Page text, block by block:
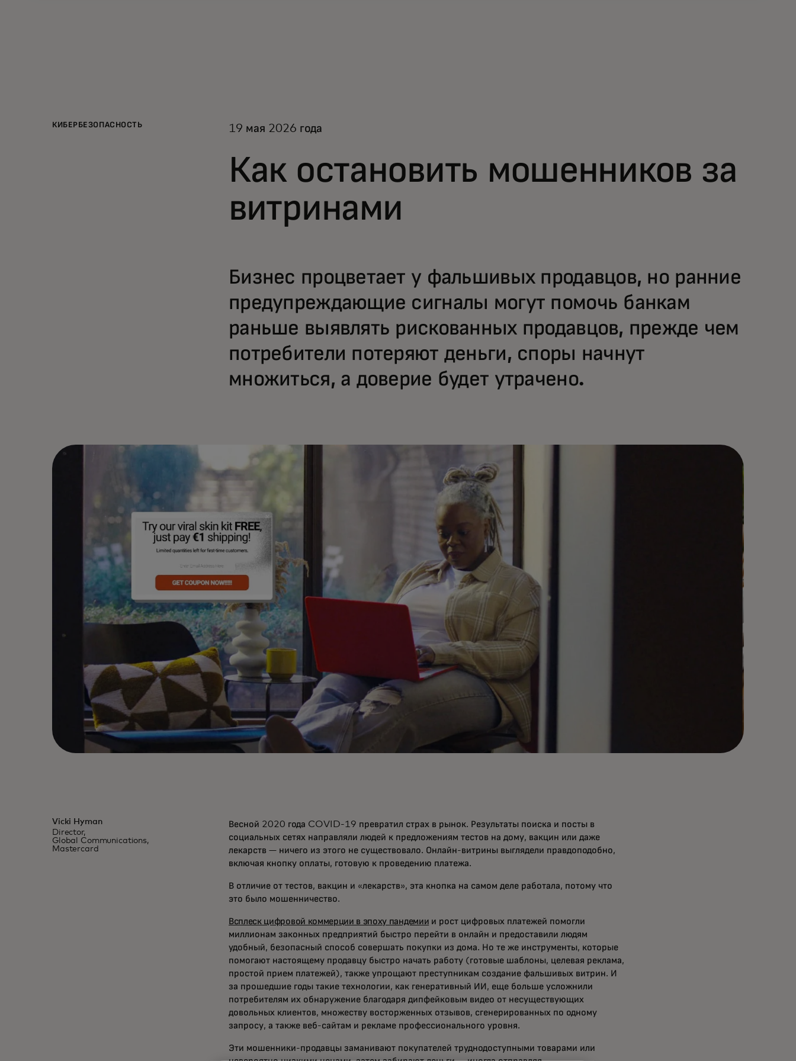
КИБЕРБЕЗОПАСНОСТЬ 19 мая 2026 года
Как остановить мошенников за
витринами
Бизнес процветает у фальшивых продавцов, но ранние
предупреждающие сигналы могут помочь банкам
раньше выявлять рискованных продавцов, прежде чем
потребители потеряют деньги, споры начнут
множиться, а доверие будет утрачено.
Vicki Hyman
Director,
Global Communications,
Mastercard
Весной 2020 года COVID-19 превратил страх в рынок. Результаты поиска и посты в
социальных сетях направляли людей к предложениям тестов на дому, вакцин или даже
лекарств — ничего из этого не существовало. Онлайн-витрины выглядели правдоподобно,
включая кнопку оплаты, готовую к проведению платежа.
В отличие от тестов, вакцин и «лекарств», эта кнопка на самом деле работала, потому что
это было мошенничество.
Всплеск цифровой коммерции в эпоху пандемии и рост цифровых платежей помогли
миллионам законных предприятий быстро перейти в онлайн и предоставили людям
удобный, безопасный способ совершать покупки из дома. Но те же инструменты, которые
помогают настоящему продавцу быстро начать работу (готовые шаблоны, целевая реклама,
простой прием платежей), также упрощают преступникам создание фальшивых витрин. И
за прошедшие годы такие технологии, как генеративный ИИ, еще больше усложнили
потребителям их обнаружение благодаря дипфейковым видео от несуществующих
довольных клиентов, множеству восторженных отзывов, сгенерированных по одному
запросу, а также веб-сайтам и рекламе профессионального уровня.
Эти мошенники-продавцы заманивают покупателей труднодоступными товарами или